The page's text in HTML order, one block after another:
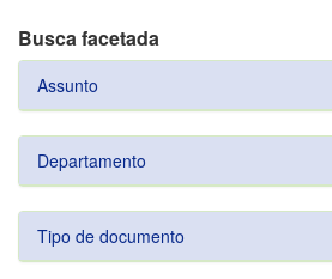
Busca facetada
Assunto
Departamento
Tipo de documento